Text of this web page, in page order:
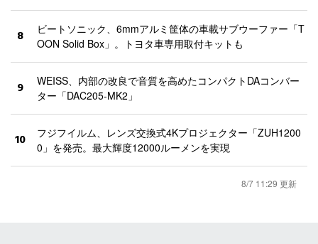
8
ビートソニック、6mmアルミ筐体の車載サブウーファー「T
OON Solid Box」。トヨタ車専用取付キットも
9
WEISS、内部の改良で音質を高めたコンパクトDAコンバー
ター「DAC205-MK2」
10
フジフイルム、レンズ交換式4Kプロジェクター「ZUH1200
0」を発売。最大輝度12000ルーメンを実現
8/7 11:29 更新